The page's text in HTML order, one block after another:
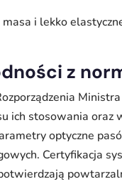
i lekko
z
ich stosowania oraz
optyczne
Certyfikacja